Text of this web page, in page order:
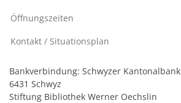
Öffnungszeiten
Kontakt / Situationsplan
Bankverbindung: Schwyzer Kantonalbank
6431 Schwyz
Stiftung Bibliothek Werner Oechslin